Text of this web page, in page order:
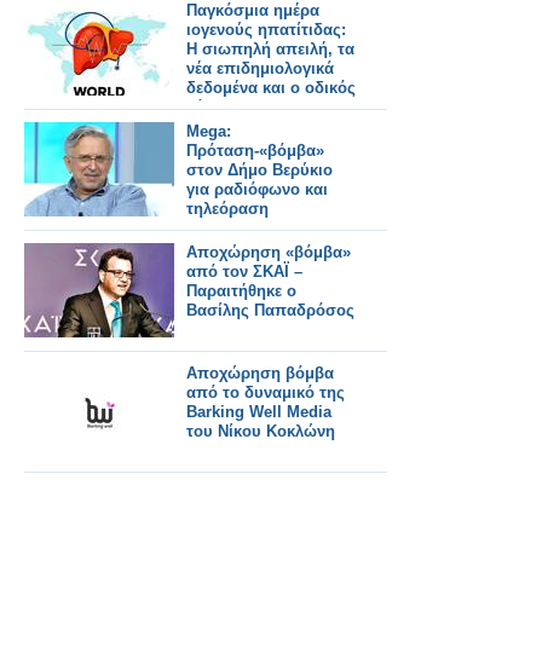
Παγκόσμια ημέρα
ιογενούς ηπατίτιδας:
Η σιωπηλή απειλή, τα
νέα επιδημιολογικά
δεδομένα και ο οδικός
χάρτης για την
εξάλειψη της νόσου
Mega:
Πρόταση-«βόμβα»
στον Δήμο Βερύκιο
για ραδιόφωνο και
τηλεόραση
Αποχώρηση «βόμβα»
από τον ΣΚΑΪ –
Παραιτήθηκε ο
Βασίλης Παπαδρόσος
Αποχώρηση βόμβα
από το δυναμικό της
Barking Well Media
του Νίκου Κοκλώνη